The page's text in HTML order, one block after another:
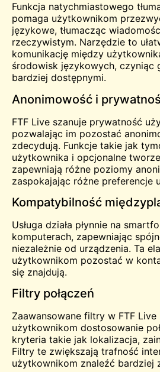
Funkcja natychmiastowego
pomaga użytkownikom
językowe, tłumacząc
rzeczywistym. Narzędzie to
komunikację między
środowisk językowych, czyniąc
bardziej dostępnymi.
Anonimowość i
FTF Live szanuje prywatność
pozwalając im pozostać
zdecydują. Funkcje takie jak
użytkownika i opcjonalne
zapewniają różne poziomy
zaspokajając różne preferencje
Kompatybilność
Usługa działa płynnie na
komputerach, zapewniając
niezależnie od urządzenia. Ta
użytkownikom pozostać w
się znajdują.
Filtry połączeń
Zaawansowane filtry w FTF Live
użytkownikom dostosowanie
kryteria takie jak lokalizacja,
Filtry te zwiększają trafność
użytkownikom znaleźć bardziej